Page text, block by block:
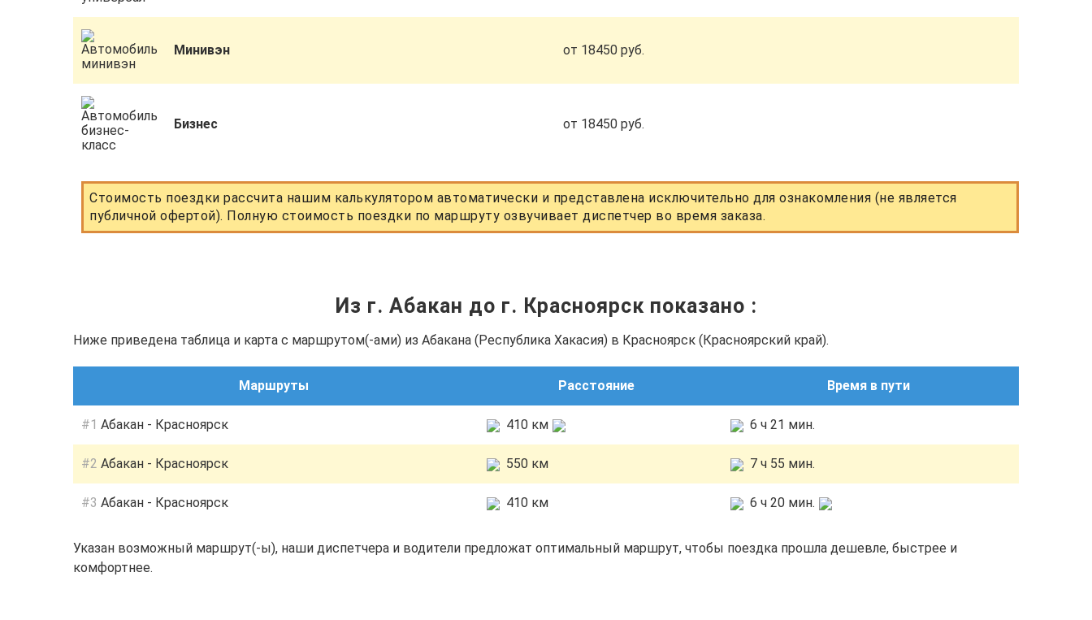
Минивэн от 18450 руб.
Бизнес от 18450 руб.
Стоимость поездки рассчита нашим калькулятором автоматически и представлена исключительно для ознакомления (не является
публичной офертой). Полную стоимость поездки по маршруту озвучивает диспетчер во время заказа.
Из г. Абакан до г. Красноярск показано :
Ниже приведена таблица и карта с маршрутом(-ами) из Абакана (Республика Хакасия) в Красноярск (Красноярский край).
Маршруты Расстояние Время в пути
#1 Абакан - Красноярск 410 км 6 ч 21 мин.
#2 Абакан - Красноярск 550 км 7 ч 55 мин.
#3 Абакан - Красноярск 410 км 6 ч 20 мин.
Указан возможный маршрут(-ы), наши диспетчера и водители предложат оптимальный маршрут, чтобы поездка прошла дешевле, быстрее и
комфортнее.